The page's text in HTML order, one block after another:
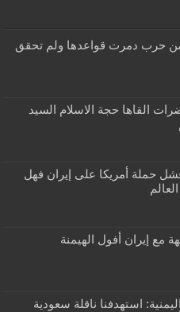
من حرب دمرت قواعدها ولم تحقق
القاها حجة الاسلام السيد
حملة أمريكا على إيران فهل
مع إيران أفول الهيمنة
استهدفنا ناقلة سعودية